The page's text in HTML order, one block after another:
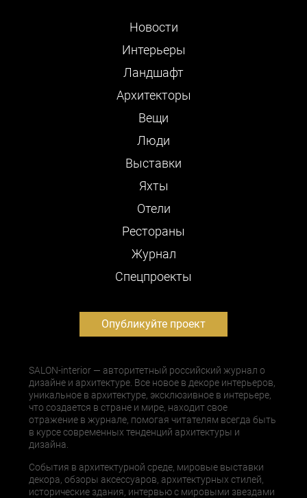
Новости
Интерьеры
Ландшафт
Архитекторы
Вещи
Люди
Выставки
Яхты
Отели
Рестораны
Журнал
Cпецпроекты
Опубликуйте проект
SALON-interior — авторитетный российский журнал о
дизайне и архитектуре. Все новое в декоре интерьеров,
уникальное в архитектуре, эксклюзивное в интерьере,
что создается в стране и мире, находит свое
отражение в журнале, помогая читателям всегда быть
в курсе современных тенденций архитектуры и
дизайна.
События в архитектурной среде, мировые выставки
декора, обзоры аксессуаров, архитектурных стилей,
исторические здания, интервью с мировыми звездами